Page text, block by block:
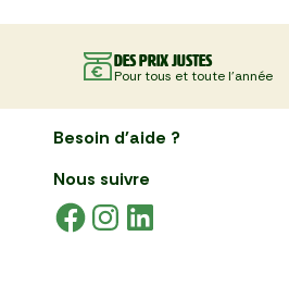
Des prix justes
Pour tous et toute l'année
Besoin d'aide ?
Nous suivre